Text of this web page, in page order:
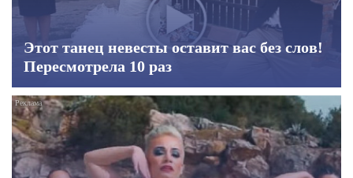
Этот танец невесты оставит вас без слов!
Пересмотрела 10 раз